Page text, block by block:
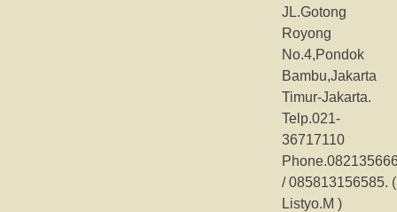
JL.Gotong
Royong
No.4,Pondok
Bambu,Jakarta
Timur-Jakarta.
Telp.021-
36717110
/ 085813156585. (
Listyo.M )